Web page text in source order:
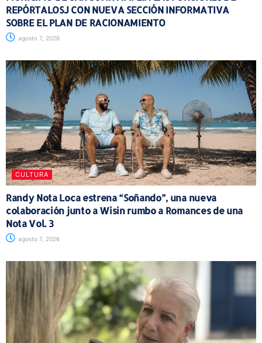
REPÓRTALOSJ CON NUEVA SECCIÓN INFORMATIVA
SOBRE EL PLAN DE RACIONAMIENTO
agosto 7, 2026
CULTURA
Randy Nota Loca estrena “Soñando”, una nueva
colaboración junto a Wisin rumbo a Romances de una
Nota Vol. 3
agosto 7, 2026